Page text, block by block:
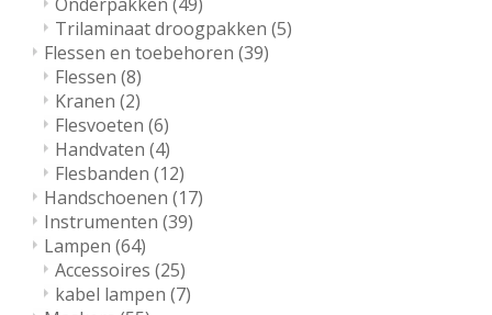
Trilaminaat droogpakken (5)
Flessen en toebehoren (39)
Flessen (8)
Kranen (2)
Flesvoeten (6)
Handvaten (4)
Flesbanden (12)
Handschoenen (17)
Instrumenten (39)
Lampen (64)
Accessoires (25)
kabel lampen (7)